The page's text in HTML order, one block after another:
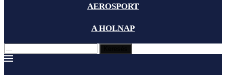
AEROSPORT
A HOLNAP